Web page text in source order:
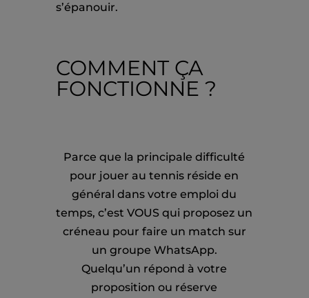
s’épanouir.
COMMENT ÇA
FONCTIONNE ?
Parce que la principale difficulté
pour jouer au tennis réside en
général dans votre emploi du
temps, c’est VOUS qui proposez un
créneau pour faire un match sur
un groupe WhatsApp.
Quelqu’un répond à votre
proposition ou réserve